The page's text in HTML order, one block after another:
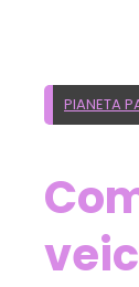
PIANETA